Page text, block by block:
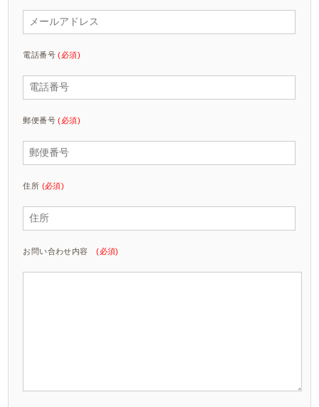
電話番号(必須)
郵便番号(必須)
住所 (必須)
お問い合わせ内容(必須)